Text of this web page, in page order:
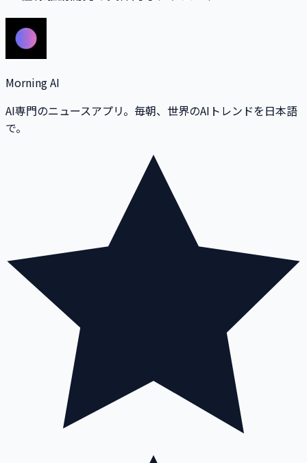
Morning AI
AI専門のニュースアプリ。毎朝、世界のAIトレンドを日本語
で。